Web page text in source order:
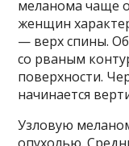
меланома чаще
женщин
— верх спины.
со рваным
поверхности.
начинается
Узловую